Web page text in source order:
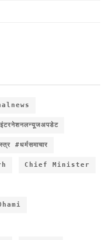
#धर्मसमाचार
Chief Minister